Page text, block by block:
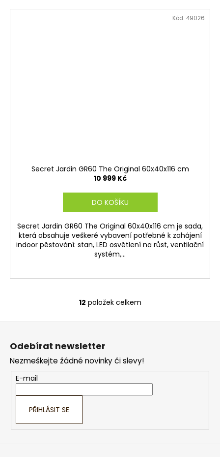
Secret Jardin GR60 The Original 60x40x116 cm
10 999 Kč
DO KOŠÍKU
Secret Jardin GR60 The Original 60x40x116 cm je sada,
která obsahuje veškeré vybavení potřebné k zahájení
indoor pěstování: stan, LED osvětlení na růst, ventilační
systém,...
Kód: 49026
O
v
a
c
í
p
k
v
12 položek celkem
Odebírat newsletter
Nezmeškejte žádné novinky či slevy!
E-mail
PŘIHLÁSIT SE